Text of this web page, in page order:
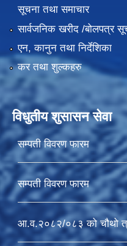
सूचना तथा समाचार
सार्वजनिक खरीद /बोलपत्र
एन, कानुन तथा निर्देशिका
कर तथा शुल्कहरु
विधुतीय शुसासन सेवा
सम्पती विवरण फारम
सम्पती विवरण फारम
आ.व.२०८२/०८३ को चौथो